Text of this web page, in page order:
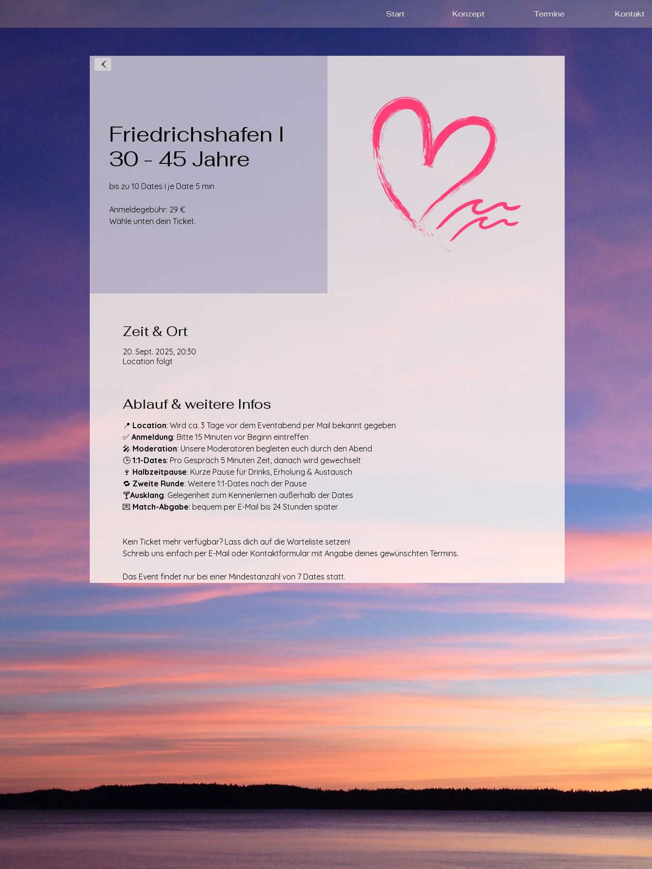
Start Konzept Termine Kontakt
Friedrichshafen I
30 - 45 Jahre
bis zu 10 Dates I je Date 5 min
Anmeldegebühr: 29 €
Wähle unten dein Ticket.
Zeit & Ort
20. Sept. 2025, 20:30
Location folgt
Ablauf & weitere Infos
📍 Location: Wird ca. 3 Tage vor dem Eventabend per Mail bekannt gegeben
✅ Anmeldung: Bitte 15 Minuten vor Beginn eintreffen
🎤 Moderation: Unsere Moderatoren begleiten euch durch den Abend
🕒 1:1-Dates: Pro Gespräch 5 Minuten Zeit, danach wird gewechselt
🍷 Halbzeitpause: Kurze Pause für Drinks, Erholung & Austausch
🔁 Zweite Runde: Weitere 1:1-Dates nach der Pause
🍸Ausklang: Gelegenheit zum Kennenlernen außerhalb der Dates
💌 Match-Abgabe: bequem per E-Mail bis 24 Stunden später
Kein Ticket mehr verfügbar? Lass dich auf die Warteliste setzen!
Schreib uns einfach per E-Mail oder Kontaktformular mit Angabe deines gewünschten Termins.
Das Event findet nur bei einer Mindestanzahl von 7 Dates statt.